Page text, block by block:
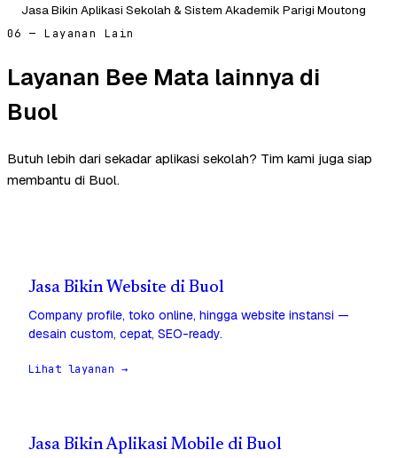
Jasa Bikin Aplikasi Sekolah & Sistem Akademik Parigi Moutong
06 — Layanan Lain
Layanan Bee Mata lainnya di
Buol
Butuh lebih dari sekadar aplikasi sekolah? Tim kami juga siap
membantu di Buol.
Jasa Bikin Website di Buol
Company profile, toko online, hingga website instansi —
desain custom, cepat, SEO-ready.
Lihat layanan →
Jasa Bikin Aplikasi Mobile di Buol